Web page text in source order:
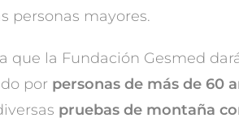
personas mayores.
que la Fundación Gesmed
por personas de más de 60
pruebas de montaña